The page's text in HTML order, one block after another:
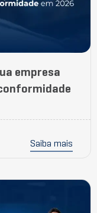
empresa
Saiba mais